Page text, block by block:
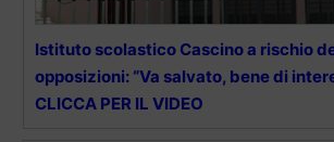
Istituto scolastico Cascino a rischio
opposizioni: “Va salvato, bene di
CLICCA PER IL VIDEO